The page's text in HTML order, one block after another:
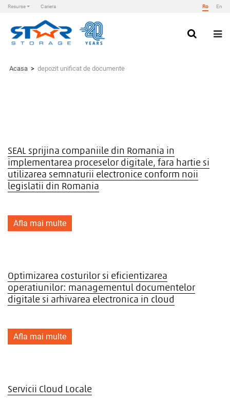
Resurse Cariera Ro En
content
Acasa > depozit unificat de documente
SEAL sprijina companiile din Romania in
implementarea proceselor digitale, fara hartie si
utilizarea semnaturii electronice conform noii
legislatii din Romania
Afla mai multe
Optimizarea costurilor si eficientizarea
operatiunilor: managementul documentelor
digitale si arhivarea electronica in cloud
Afla mai multe
Servicii Cloud Locale